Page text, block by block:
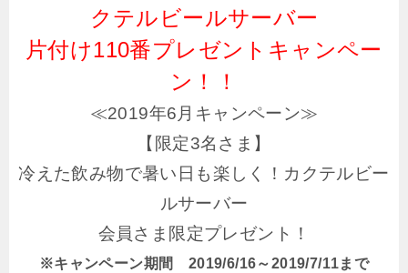
クテルビールサーバー
片付け110番プレゼントキャンペー
ン！！
≪2019年6月キャンペーン≫
【限定3名さま】
冷えた飲み物で暑い日も楽しく！カクテルビー
ルサーバー
会員さま限定プレゼント！
※キャンペーン期間 2019/6/16～2019/7/11まで